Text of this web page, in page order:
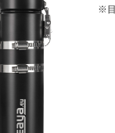
※